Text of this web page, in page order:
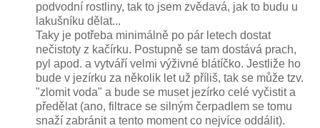
podvodní rostliny, tak to jsem zvědavá, jak to budu u
lakušníku dělat...
Taky je potřeba minimálně po pár letech dostat
nečistoty z kačírku. Postupně se tam dostává prach,
pyl apod. a vytváří velmi výživné blátíčko. Jestliže ho
bude v jezírku za několik let už příliš, tak se může tzv.
"zlomit voda" a bude se muset jezírko celé vyčistit a
předělat (ano, filtrace se silným čerpadlem se tomu
snaží zabránit a tento moment co nejvíce oddálit).